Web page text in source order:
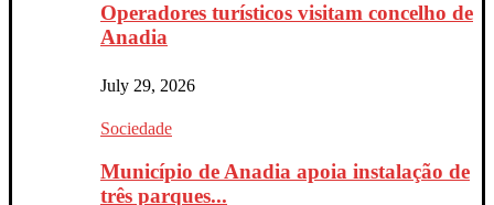
Operadores turísticos visitam concelho de
Anadia
July 29, 2026
Sociedade
Município de Anadia apoia instalação de
três parques...